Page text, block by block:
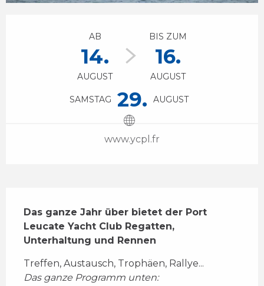
AB
14.
AUGUST
BIS ZUM
16.
AUGUST
SAMSTAG 29. AUGUST
www.ycpl.fr
Das ganze Jahr über bietet der Port
Leucate Yacht Club Regatten,
Unterhaltung und Rennen
Treffen, Austausch, Trophäen, Rallye...
Das ganze Programm unten: